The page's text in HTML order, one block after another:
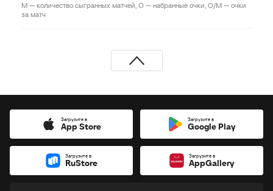
М — количество сыгранных матчей, О — набранные очки, О/М — очки
за матч
Загрузите в
App Store
Загрузите в
Google Play
Загрузите в
RuStore
Загрузите в
AppGallery